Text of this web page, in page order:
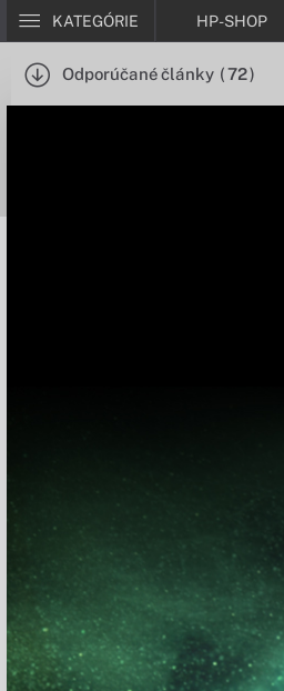
KATEGÓRIE HP-SHOP
Odporúčané články (72)